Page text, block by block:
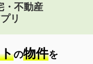
・不動産
リ
の物件を